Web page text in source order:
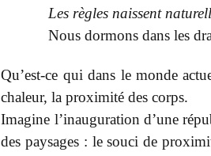
Les règles naissent
Nous dormons dans les
Qu’est-ce qui dans le monde
chaleur, la proximité des corps.
Imagine l’inauguration d’une
des paysages : le souci de